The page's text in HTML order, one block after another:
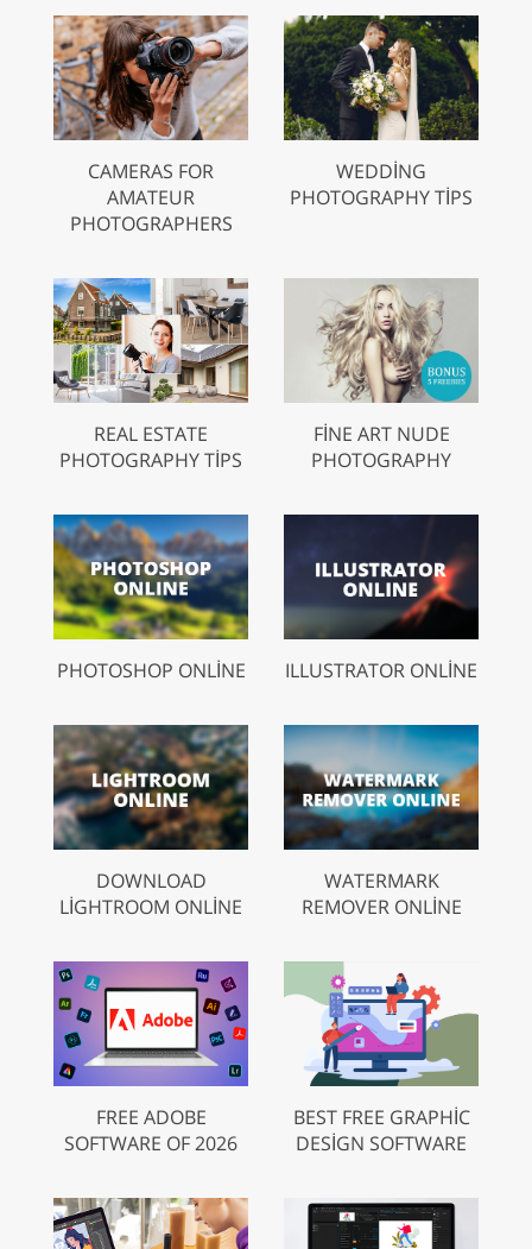
CAMERAS FOR
AMATEUR
PHOTOGRAPHERS
WEDDING
PHOTOGRAPHY TIPS
REAL ESTATE
PHOTOGRAPHY TIPS
FINE ART NUDE
PHOTOGRAPHY
PHOTOSHOP ONLINE ILLUSTRATOR ONLINE
DOWNLOAD
LIGHTROOM ONLINE
WATERMARK
REMOVER ONLINE
FREE ADOBE
SOFTWARE OF 2026
BEST FREE GRAPHIC
DESIGN SOFTWARE